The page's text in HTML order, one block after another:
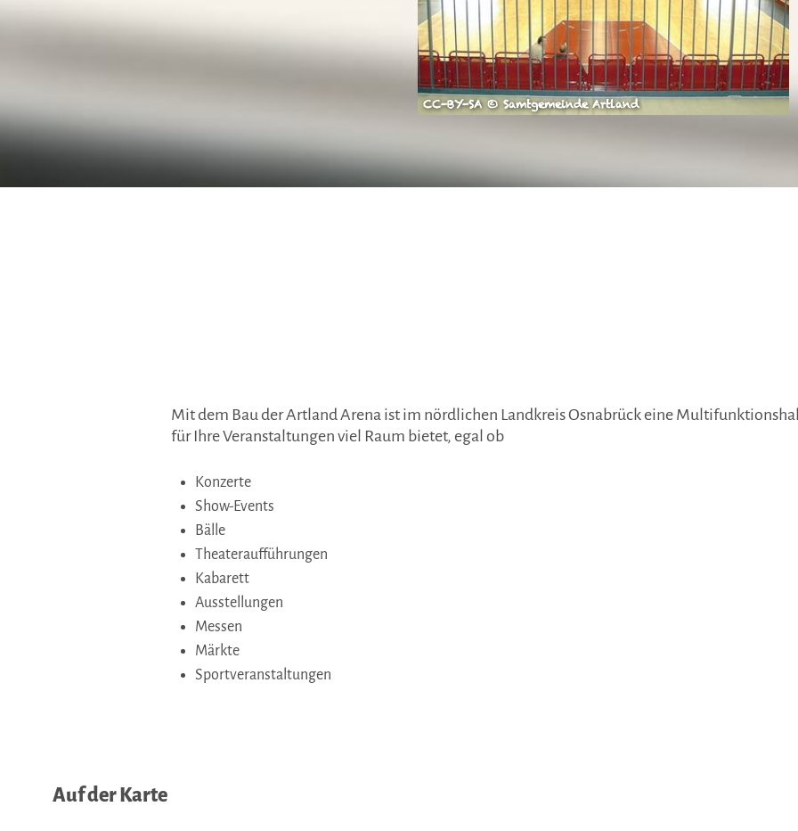
CC-BY-SA © Samtgemeinde Artland
Mit dem Bau der Artland Arena ist im nördlichen Landkreis Osnabrück eine
für Ihre Veranstaltungen viel Raum bietet, egal ob
Konzerte
Show-Events
Bälle
Theateraufführungen
Kabarett
Ausstellungen
Messen
Märkte
Sportveranstaltungen
Auf der Karte